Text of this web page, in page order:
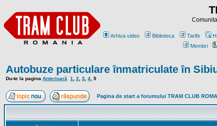
Arhiva video Biblioteca Tarife
Membri
Autobuze particulare înmatriculate în
Du-te la pagina Anterioară 1 2 3 4 5
Pagina de start a forumului TRAM CLUB